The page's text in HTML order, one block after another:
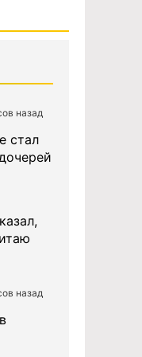
назад
стал
назад